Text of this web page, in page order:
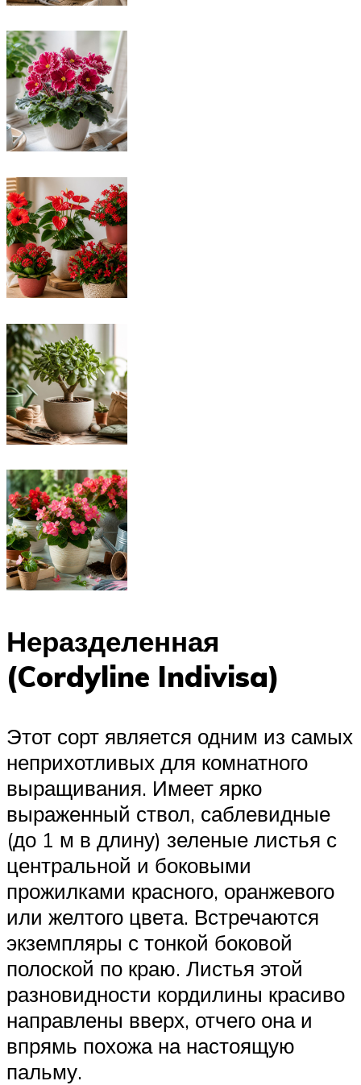
Неразделенная
(Cordyline Indivisa)
Этот сорт является одним из самых
неприхотливых для комнатного
выращивания. Имеет ярко
выраженный ствол, саблевидные
(до 1 м в длину) зеленые листья с
центральной и боковыми
прожилками красного, оранжевого
или желтого цвета. Встречаются
экземпляры с тонкой боковой
полоской по краю. Листья этой
разновидности кордилины красиво
направлены вверх, отчего она и
впрямь похожа на настоящую
пальму.